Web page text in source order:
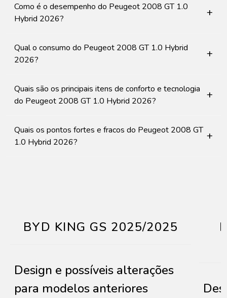
Como é o desempenho do Peugeot 2008 GT 1.0
Hybrid 2026?
+
Qual o consumo do Peugeot 2008 GT 1.0 Hybrid
2026?
+
Quais são os principais itens de conforto e tecnologia
do Peugeot 2008 GT 1.0 Hybrid 2026?
+
Quais os pontos fortes e fracos do Peugeot 2008 GT
1.0 Hybrid 2026?
+
BYD KING GS 2025/2025
Design e possíveis alterações
para modelos anteriores